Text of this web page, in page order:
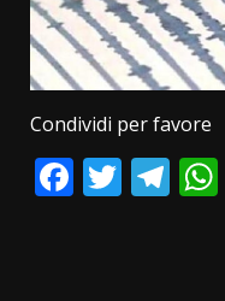
Condividi per favore